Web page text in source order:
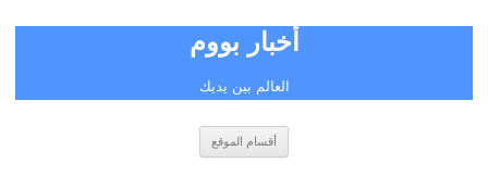
أخبار بووم
العالم بين يديك
أقسام الموقع